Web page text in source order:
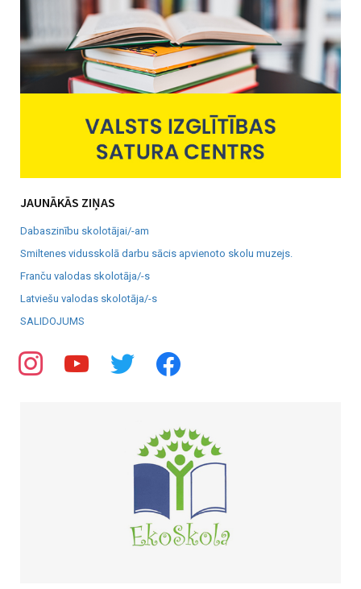
JAUNĀKĀS ZIŅAS
Dabaszinību skolotājai/-am
Smiltenes vidusskolā darbu sācis apvienoto skolu muzejs.
Franču valodas skolotāja/-s
Latviešu valodas skolotāja/-s
SALIDOJUMS